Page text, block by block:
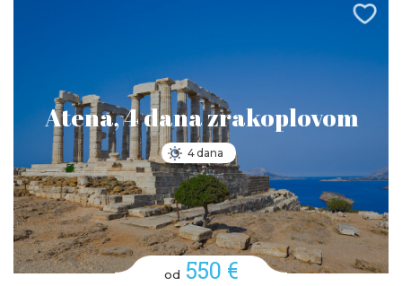
Atena, 4 dana zrakoplovom
4 dana
od 550 €